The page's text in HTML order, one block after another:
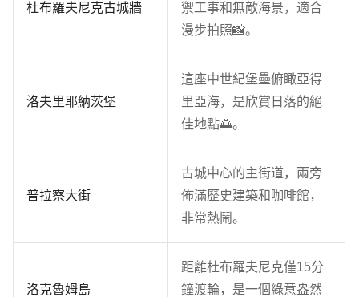
杜布羅夫尼克古城牆
禦工事和無敵海景，適合
漫步拍照📸。
洛夫里耶納茨堡
這座中世紀堡壘俯瞰亞得
里亞海，是欣賞日落的絕
佳地點🌅。
普拉察大街
古城中心的主街道，兩旁
佈滿歷史建築和咖啡館，
非常熱鬧。
洛克魯姆島
距離杜布羅夫尼克僅15分
鐘渡輪，是一個綠意盎然